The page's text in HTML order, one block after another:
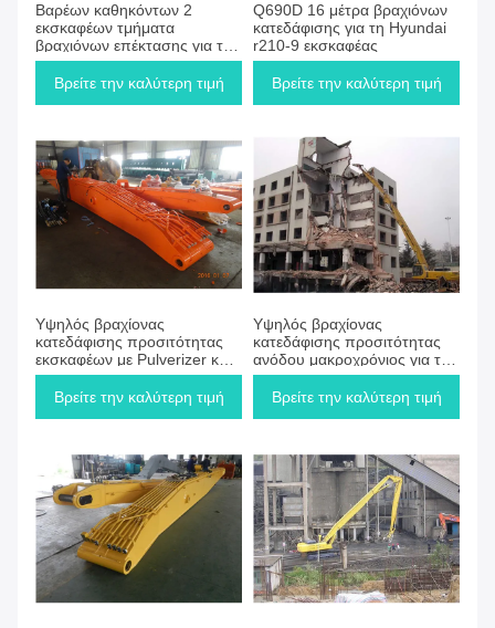
Βαρέων καθηκόντων 2
εκσκαφέων τμήματα
βραχιόνων επέκτασης για την
κατεδάφιση
Βρείτε την καλύτερη τιμή
Q690D 16 μέτρα βραχιόνων
κατεδάφισης για τη Hyundai
r210-9 εκσκαφέας
Βρείτε την καλύτερη τιμή
Υψηλός βραχίονας
κατεδάφισης προσιτότητας
εκσκαφέων με Pulverizer και
τη μηχανή κατεδάφισης
Βρείτε την καλύτερη τιμή
Υψηλός βραχίονας
κατεδάφισης προσιτότητας
ανόδου μακροχρόνιος για τον
εκσκαφέα της KOMATSU
PC400
Βρείτε την καλύτερη τιμή